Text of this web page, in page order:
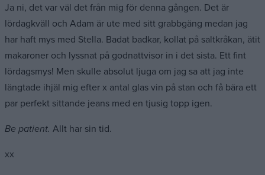
Ja ni, det var väl det från mig för denna gången. Det är
lördagkväll och Adam är ute med sitt grabbgäng medan jag
har haft mys med Stella. Badat badkar, kollat på saltkråkan, ätit
makaroner och lyssnat på godnattvisor in i det sista. Ett fint
lördagsmys! Men skulle absolut ljuga om jag sa att jag inte
längtade ihjäl mig efter x antal glas vin på stan och få bära ett
par perfekt sittande jeans med en tjusig topp igen.
Be patient. Allt har sin tid.
xx